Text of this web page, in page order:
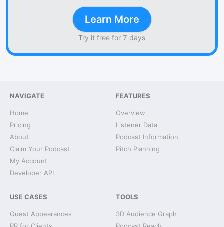
Learn More
Try it free for 7 days
NAVIGATE
Home
Pricing
About
Claim Your Podcast
My Account
Developer API
FEATURES
Overview
Listener Data
Podcast Information
Pitch Planning
USE CASES
Guest Appearances
TOOLS
3D Audience Graph